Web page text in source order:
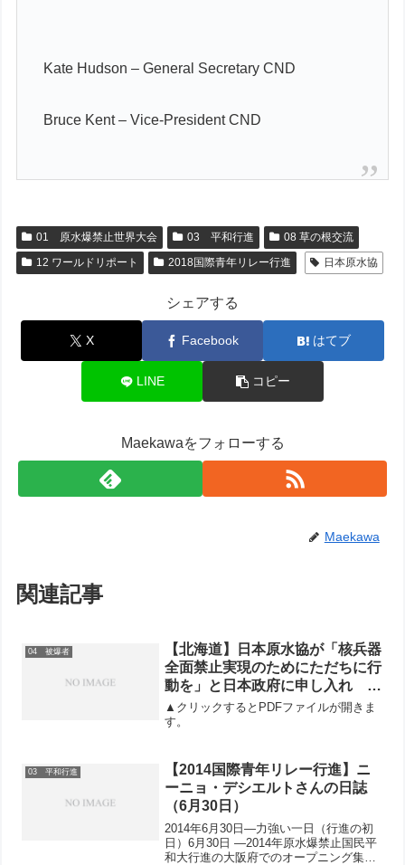
Kate Hudson – General Secretary CND
Bruce Kent – Vice-President CND
01 原水爆禁止世界大会 03 平和行進
08 草の根交流
12 ワールドリポート
2018国際青年リレー行進 日本原水協
シェアする
X Facebook はてブ
LINE コピー
Maekawaをフォローする
Maekawa
関連記事
04 被爆者
【北海道】日本原水協が「核兵器
全面禁止実現のためにただちに行
動を」と日本政府に申し入れ
6・9行動 で青年が被爆者の思い
を受け継ぎ核兵器廃絶と憲法違反
▲クリックするとPDFファイルが開きま
す。
03 平和行進
【2014国際青年リレー行進】ニ
ーニョ・デシエルトさんの日誌
（6月30日）
2014年6月30日―力強い一日（行進の初
日）6月30日 ―2014年原水爆禁止国民平
和大行進の大阪府でのオープニング集会